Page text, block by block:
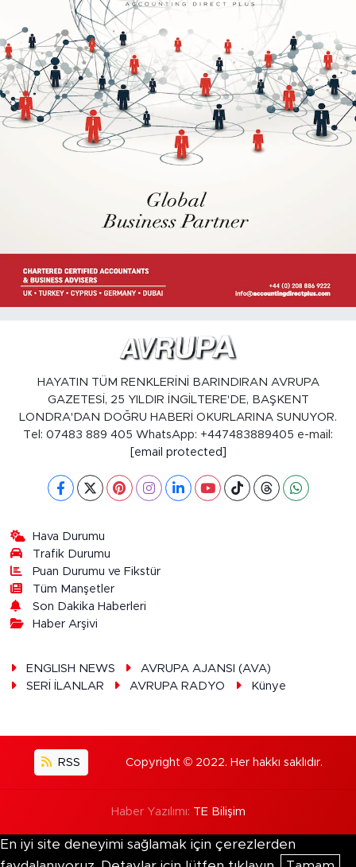
HAYATIN TÜM RENKLERİNİ BARINDIRAN AVRUPA
GAZETESİ, 25 YILDIR İNGİLTERE'DE, BAŞKENT
LONDRA'DAN DOĞRU HABERİ OKURLARINA SUNUYOR.
Tel: 07483 889 405 WhatsApp: +447483889405 e-mail:
[email protected]
Hava Durumu
Trafik Durumu
Puan Durumu ve Fikstür
Tüm Manşetler
Son Dakika Haberleri
Haber Arşivi
ENGLISH NEWS
AVRUPA AJANSI (AVA)
SERİ İLANLAR
AVRUPA RADYO Künye
RSS Copyright © 2022. Her hakkı saklıdır.
Haber Yazılımı: TE Bilişim
En iyi site deneyimi sağlamak için çerezlerden